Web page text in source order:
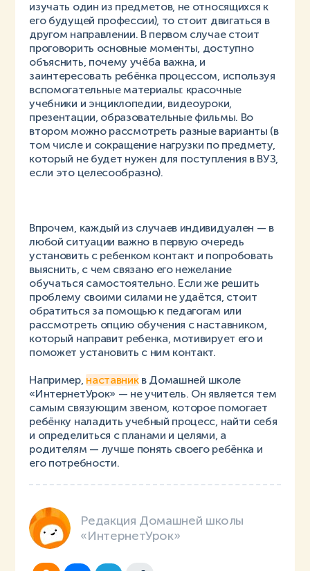
изучать один из предметов, не относящихся к
его будущей профессии), то стоит двигаться в
другом направлении. В первом случае стоит
проговорить основные моменты, доступно
объяснить, почему учёба важна, и
заинтересовать ребёнка процессом, используя
вспомогательные материалы: красочные
учебники и энциклопедии, видеоуроки,
презентации, образовательные фильмы. Во
втором можно рассмотреть разные варианты (в
том числе и сокращение нагрузки по предмету,
который не будет нужен для поступления в ВУЗ,
если это целесообразно).
Впрочем, каждый из случаев индивидуален — в
любой ситуации важно в первую очередь
установить с ребенком контакт и попробовать
выяснить, с чем связано его нежелание
обучаться самостоятельно. Если же решить
проблему своими силами не удаётся, стоит
обратиться за помощью к педагогам или
рассмотреть опцию обучения с наставником,
который направит ребенка, мотивирует его и
поможет установить с ним контакт.
Например, наставникв Домашней школе
«ИнтернетУрок» — не учитель. Он является тем
самым связующим звеном, которое помогает
ребёнку наладить учебный процесс, найти себя
и определиться с планами и целями, а
родителям — лучше понять своего ребёнка и
его потребности.
Редакция Домашней школы
«ИнтернетУрок»